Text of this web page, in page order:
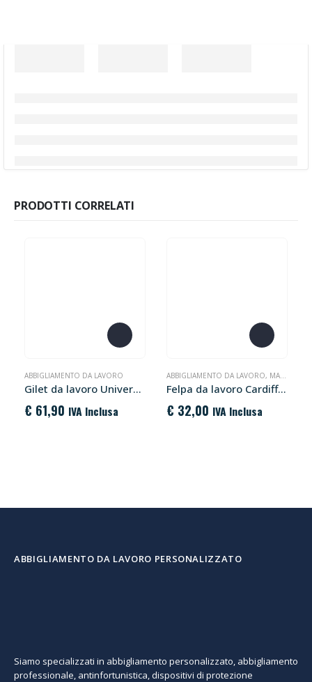
PRODOTTI CORRELATI
Questo prodotto ha più varianti. Le opzioni possono essere scelte nella pagina del prodotto
ABBIGLIAMENTO DA LAVORO
Gilet da lavoro Universe U-Power
€ 61,90 IVA Inclusa
Questo prodotto ha più varianti. Le opzioni possono essere scelte nella pagina del prodotto
ABBIGLIAMENTO DA LAVORO, MAGLIE E FELPE
Felpa da lavoro Cardiff Rossini
€ 32,00 IVA Inclusa
ABBIGLIAMENTO DA LAVORO PERSONALIZZATO
Siamo specializzati in abbigliamento personalizzato, abbigliamento
professionale, antinfortunistica, dispositivi di protezione